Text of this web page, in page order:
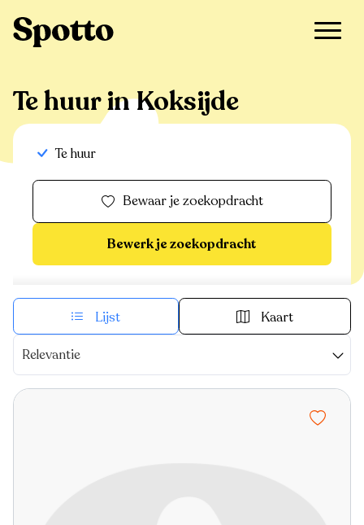
Te huur in Koksijde
Te huur
Bewaar je zoekopdracht
Bewerk je zoekopdracht
Lijst Kaart
Relevantie